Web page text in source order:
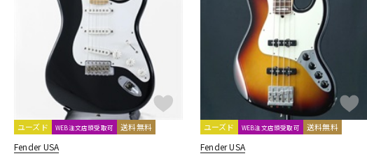
ユーズド WEB注文店頭受取可 送料無料
Fender USA
ユーズド WEB注文店頭受取可 送料無料
Fender USA